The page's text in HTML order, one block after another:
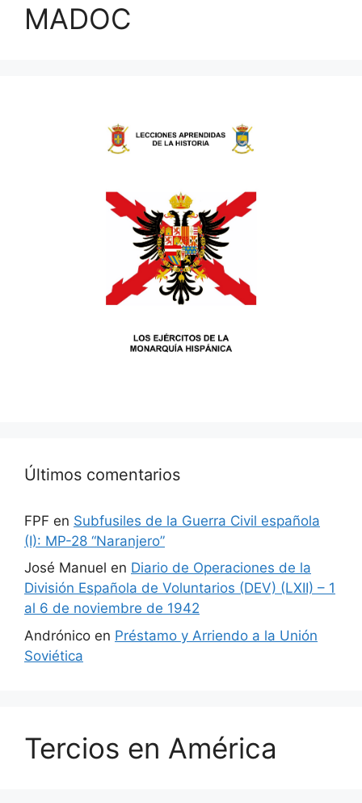
MADOC
Últimos comentarios
FPF en Subfusiles de la Guerra Civil española
(I): MP-28 “Naranjero”
José Manuel en Diario de Operaciones de la
División Española de Voluntarios (DEV) (LXII) – 1
al 6 de noviembre de 1942
Andrónico en Préstamo y Arriendo a la Unión
Soviética
Tercios en América